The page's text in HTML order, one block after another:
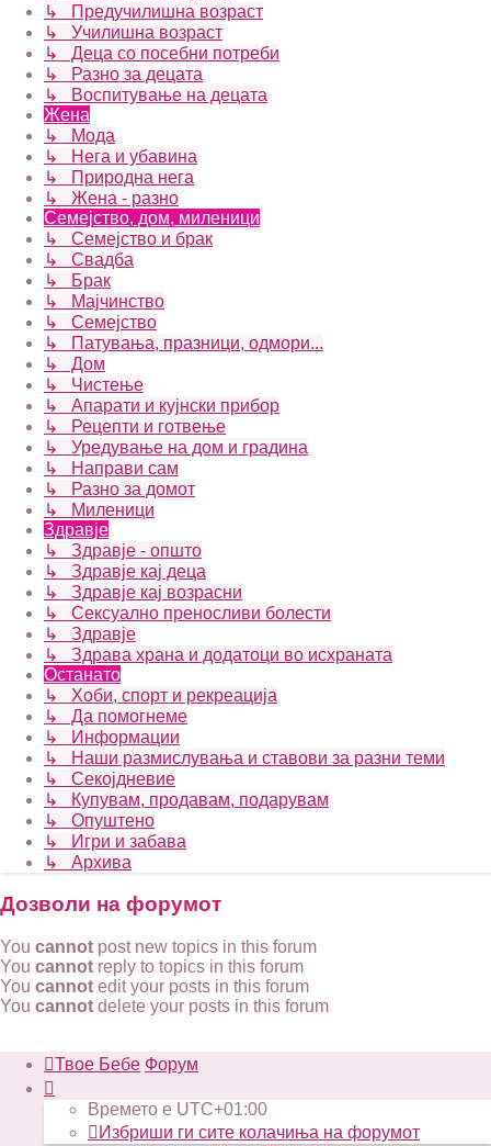
↳ Предучилишна возраст
↳ Училишна возраст
↳ Деца со посебни потреби
↳ Разно за децата
↳ Воспитување на децата
Жена
↳ Мода
↳ Нега и убавина
↳ Природна нега
↳ Жена - разно
Семејство, дом, миленици
↳ Семејство и брак
↳ Свадба
↳ Брак
↳ Мајчинство
↳ Семејство
↳ Патувања, празници, одмори...
↳ Дом
↳ Чистење
↳ Апарати и кујнски прибор
↳ Рецепти и готвење
↳ Уредување на дом и градина
↳ Направи сам
↳ Разно за домот
↳ Миленици
Здравје
↳ Здравје - општо
↳ Здравје кај деца
↳ Здравје кај возрасни
↳ Сексуално преносливи болести
↳ Здравје
↳ Здрава храна и додатоци во исхраната
Останато
↳ Хоби, спорт и рекреација
↳ Да помогнеме
↳ Информации
↳ Наши размислувања и ставови за разни теми
↳ Секојдневие
↳ Купувам, продавам, подарувам
↳ Опуштено
↳ Игри и забава
↳ Архива
Дозволи на форумот
You cannot post new topics in this forum
You cannot reply to topics in this forum
You cannot edit your posts in this forum
You cannot delete your posts in this forum
Твое Бебе Форум
Времето е UTC+01:00
Избриши ги сите колачиња на форумот